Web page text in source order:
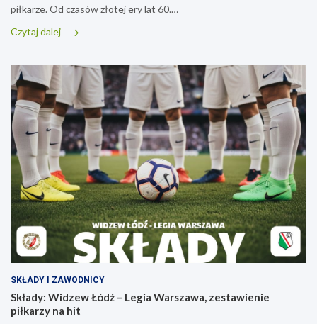
piłkarze. Od czasów złotej ery lat 60.…
Czytaj dalej
SKŁADY I ZAWODNICY
Składy: Widzew Łódź – Legia Warszawa, zestawienie
piłkarzy na hit